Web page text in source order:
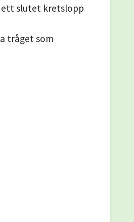
ett slutet kretslopp
tråget som